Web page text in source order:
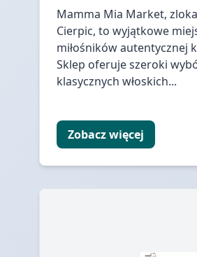
Mamma Mia Market,
Cierpic, to wyjątkowe
miłośników autentycznej
Sklep oferuje szeroki
klasycznych włoskich...
Zobacz więcej